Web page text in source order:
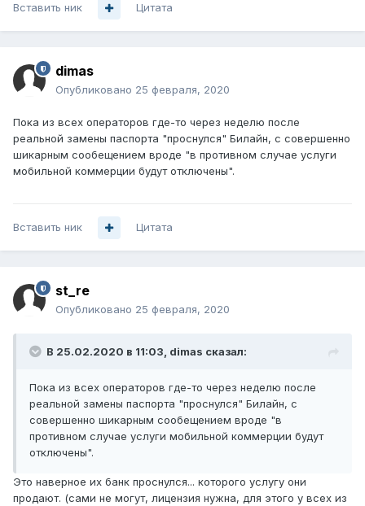
Вставить ник Цитата
dimas
Опубликовано 25 февраля, 2020
Пока из всех операторов где-то через неделю после
реальной замены паспорта "проснулся" Билайн, с совершенно
шикарным сообещением вроде "в противном случае услуги
мобильной коммерции будут отключены".
Вставить ник Цитата
st_re
Опубликовано 25 февраля, 2020
В 25.02.2020 в 11:03, dimas сказал:
Пока из всех операторов где-то через неделю после
реальной замены паспорта "проснулся" Билайн, с
совершенно шикарным сообещением вроде "в
противном случае услуги мобильной коммерции будут
отключены".
Это наверное их банк проснулся... которого услугу они
продают. (сами не могут, лицензия нужна, для этого у всех из